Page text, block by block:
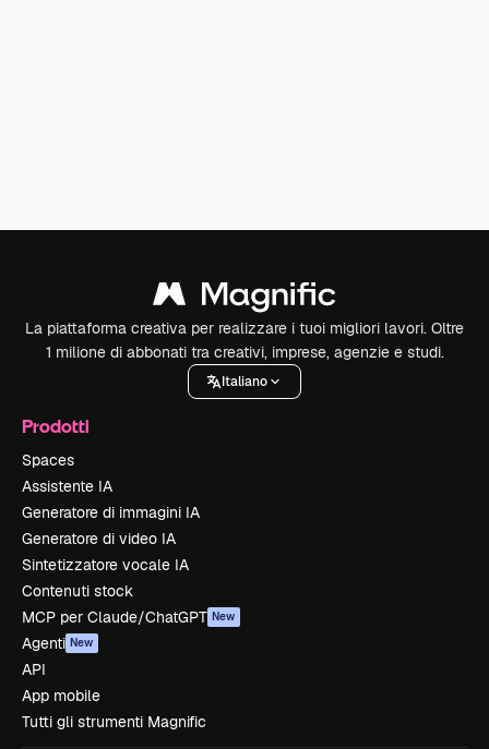
La piattaforma creativa per realizzare i tuoi migliori lavori. Oltre
1 milione di abbonati tra creativi, imprese, agenzie e studi.
Italiano
Prodotti
Spaces
Assistente IA
Generatore di immagini IA
Generatore di video IA
Sintetizzatore vocale IA
Contenuti stock
MCP per Claude/ChatGPT New
Agenti New
API
App mobile
Tutti gli strumenti Magnific